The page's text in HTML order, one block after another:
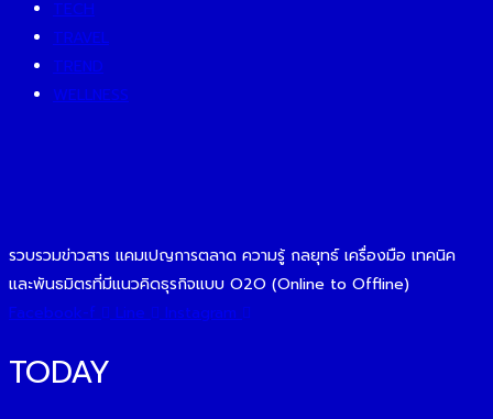
TECH
TRAVEL
TREND
WELLNESS
รวบรวมข่าวสาร แคมเปญการตลาด ความรู้ กลยุทธ์ เครื่องมือ เทคนิค
และพันธมิตรที่มีแนวคิดธุรกิจแบบ O2O (Online to Offline)
Facebook-f
Line Instagram
TODAY